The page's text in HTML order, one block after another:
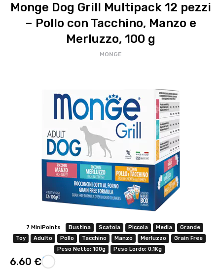
Monge Dog Grill Multipack 12 pezzi
– Pollo con Tacchino, Manzo e
Merluzzo, 100 g
MONGE
7 MiniPoints Bustina Scatola Piccola Media
Grande
Toy
Adulto Pollo Tacchino Manzo Merluzzo
Grain Free
Peso Netto: 100g
Peso Lordo: 0.1Kg
6.60 €